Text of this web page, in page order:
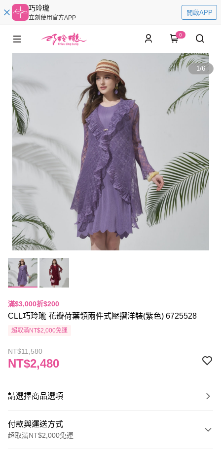
巧玲瓏
立刻使用官方APP
開啟APP
0
1/6
滿$3,000折$200
CLL巧玲瓏 花瓣荷葉領兩件式壓摺洋裝(紫色) 6725528
超取滿NT$2,000免運
NT$11,580
NT$2,480
請選擇商品選項
付款與運送方式
超取滿NT$2,000免運